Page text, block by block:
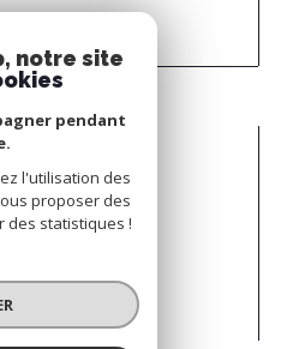
notre site
pendant
l'utilisation des
proposer des
des statistiques !